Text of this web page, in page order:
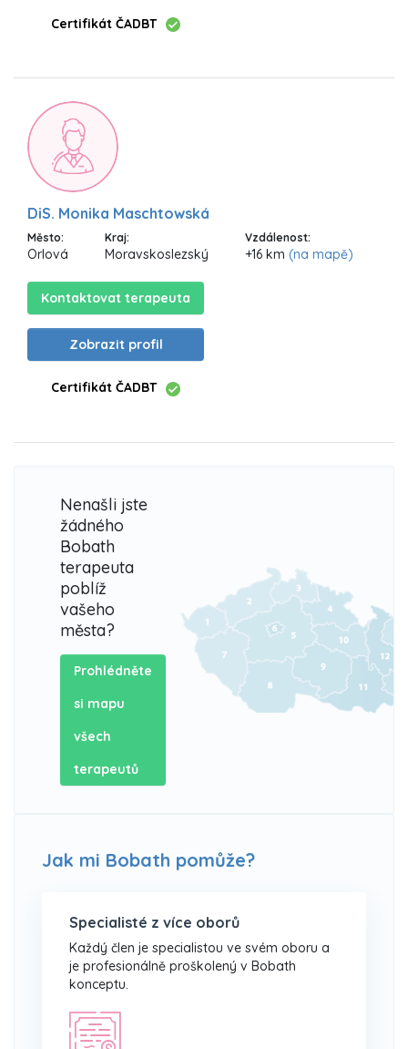
Certifikát ČADBT
DiS. Monika Maschtowská
Město:
Orlová
Kraj:
Moravskoslezský
Vzdálenost:
+16 km (na mapě)
Kontaktovat terapeuta
Zobrazit profil
Certifikát ČADBT
Nenašli jste
žádného
Bobath
terapeuta
poblíž
vašeho
města?
Prohlédněte
si mapu
všech
terapeutů
Jak mi Bobath pomůže?
Specialisté z více oborů
Každý člen je specialistou ve svém oboru a
je profesionálně proškolený v Bobath
konceptu.